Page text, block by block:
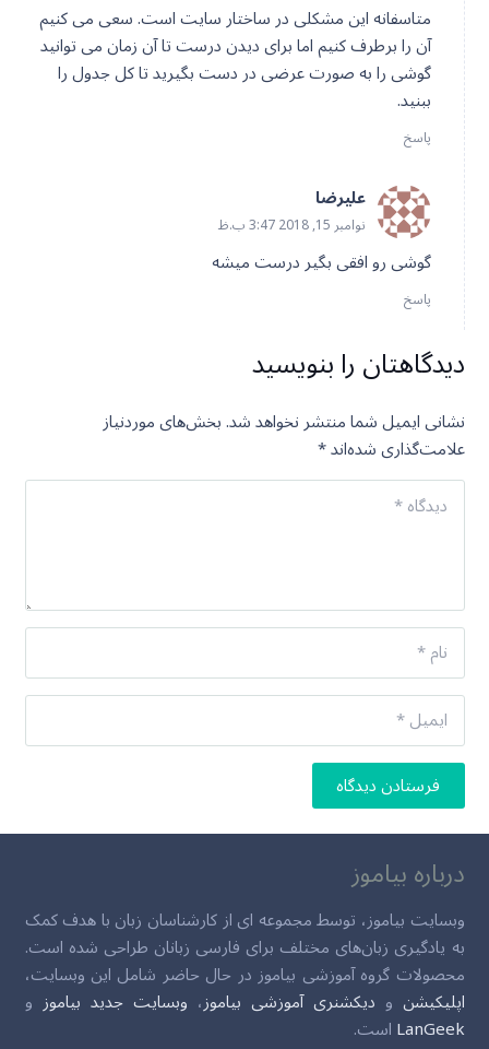
متاسفانه این مشکلی در ساختار سایت است. سعی می کنیم
آن را برطرف کنیم اما برای دیدن درست تا آن زمان می توانید
گوشی را به صورت عرضی در دست بگیرید تا کل جدول را
ببنید.
پاسخ
علیرضا
نوامبر 15, 2018 3:47 ب.ظ
گوشی رو افقی بگیر درست میشه
پاسخ
دیدگاهتان را بنویسید
نشانی ایمیل شما منتشر نخواهد شد.بخش‌های موردنیاز
علامت‌گذاری شده‌اند*
فرستادن دیدگاه
درباره بیاموز
وبسایت بیاموز، توسط مجموعه ای از کارشناسان زبان با هدف کمک
به یادگیری زبان‌های مختلف برای فارسی زبانان طراحی شده است.
محصولات گروه آموزشی بیاموز در حال حاضر شامل این وبسایت،
اپلیکیشن و دیکشنری آموزشی بیاموز، وبسایت جدید بیاموز و
LanGeekاست.